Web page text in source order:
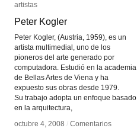
artistas
Peter Kogler
Peter Kogler, (Austria, 1959), es un
artista multimedial, uno de los
pioneros del arte generado por
computadora. Estudió en la academia
de Bellas Artes de Viena y ha
expuesto sus obras desde 1979.
Su trabajo adopta un enfoque basado
en la arquitectura,
octubre 4, 2008 / Comentarios
artistas
Peter Kogler
octubre 4, 2008 / Comentarios